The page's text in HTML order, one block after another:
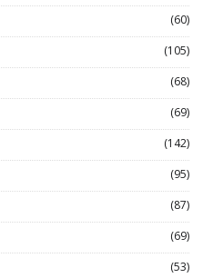
(60)
(105)
(68)
(69)
(142)
(95)
(87)
(69)
(53)